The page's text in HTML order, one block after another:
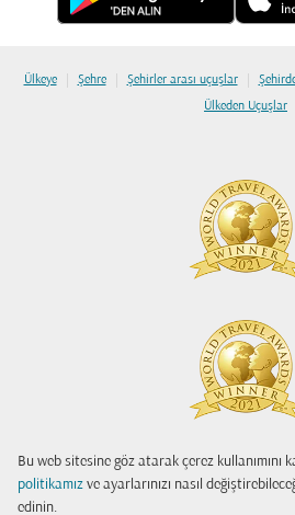
Bu web sitesine göz atarak çerez kullanımını
politikamız ve ayarlarınızı nasıl
edinin.
Ülkeye | Şehre | Şehirler arası uçuşlar |
Ülkeden Uçuşlar